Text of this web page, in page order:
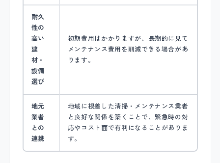
耐久
性の
高い
建
材・
設備
選び
初期費用はかかりますが、長期的に見て
メンテナンス費用を削減できる場合があ
ります。
地元
業者
との
連携
地域に根差した清掃・メンテナンス業者
と良好な関係を築くことで、緊急時の対
応やコスト面で有利になることがありま
す。